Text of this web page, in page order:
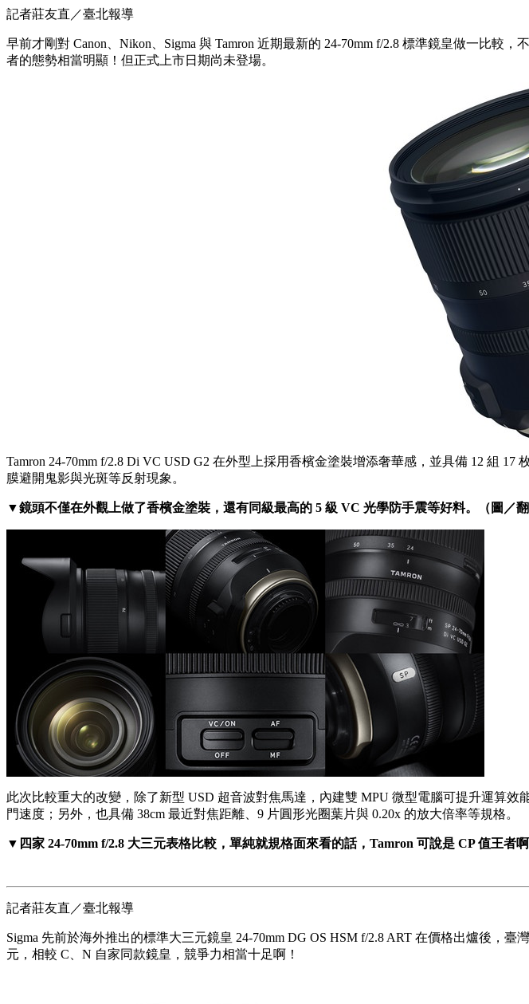
記者莊友直／臺北報導
早前才剛對 Canon、Nikon、Sigma 與 Tamron 近期最新的 24-70mm f/2.8 標準鏡皇做一比較
者的態勢相當明顯！但正式上市日期尚未登場。
Tamron 24-70mm f/2.8 Di VC USD G2 在外型上採用香檳金塗裝增添奢華感，並具備 12 組
膜避開鬼影與光斑等反射現象。
▼鏡頭不僅在外觀上做了香檳金塗裝，還有同級最高的 5 級 VC 光學防手震等好料。（圖／翻
此次比較重大的改變，除了新型 USD 超音波對焦馬達，內建雙 MPU 微型電腦可提升運算
門速度；另外，也具備 38cm 最近對焦距離、9 片圓形光圈葉片與 0.20x 的放大倍率等規格。
▼四家 24-70mm f/2.8 大三元表格比較，單純就規格面來看的話，Tamron 可說是 CP 值王者
記者莊友直／臺北報導
Sigma 先前於海外推出的標準大三元鏡皇 24-70mm DG OS HSM f/2.8 ART 在價格出爐後，
元，相較 C、N 自家同款鏡皇，競爭力相當十足啊！